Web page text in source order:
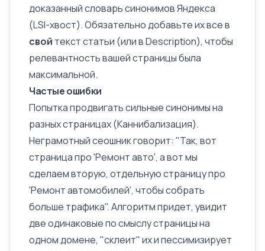
доказанный словарь синонимов Яндекса
(LSI-хвост). Обязательно добавьте их все в
свой текст статьи (или в Description), чтобы
релевантностьвашей страницы была
максимальной.
Частые ошибки
Попытка продвигать сильные синонимы на
разных страницах (Каннибализация).
Неграмотный сеошник говорит: "Так, вот
страница про 'Ремонт авто', а вот мы
сделаем вторую, отдельную страницу про
'Ремонт автомобилей', чтобы собрать
больше трафика". Алгоритм придет, увидит
две одинаковые по смыслу страницы на
одном домене, "склеит" их и пессимизирует